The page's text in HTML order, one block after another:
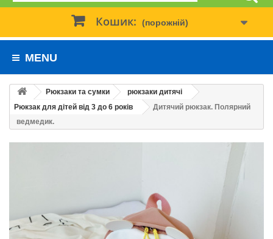
Кошик: (порожній)
MENU
Рюкзаки та сумки
рюкзаки дитячі
Рюкзак для дітей від 3 до 6 років
Дитячий рюкзак. Полярний
ведмедик.